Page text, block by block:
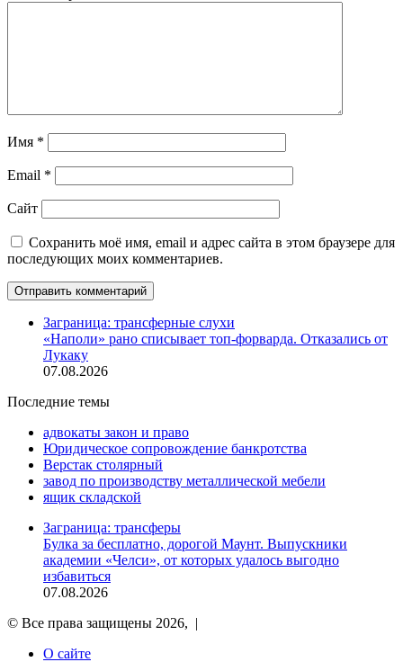
Имя *
Email *
Сайт
Сохранить моё имя, email и адрес сайта в этом браузере для
последующих моих комментариев.
Заграница: трансферные слухи
«Наполи» рано списывает топ-форварда. Отказались от
Лукаку
07.08.2026
Последние темы
адвокаты закон и право
Юридическое сопровождение банкротства
Верстак столярный
завод по производству металлической мебели
ящик складской
Заграница: трансферы
Булка за бесплатно, дорогой Маунт. Выпускники
академии «Челси», от которых удалось выгодно
избавиться
07.08.2026
© Все права защищены 2026, |
О сайте